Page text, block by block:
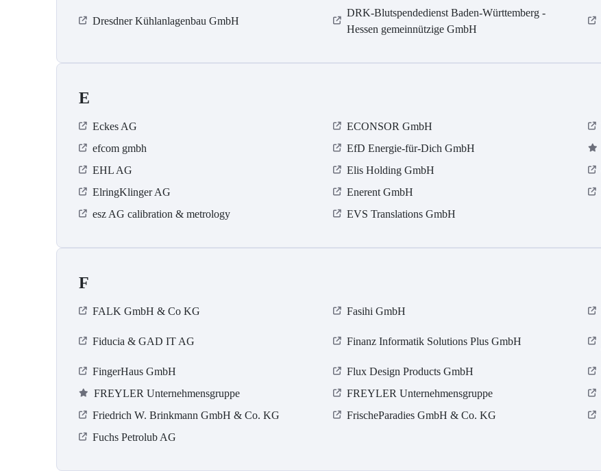
Dresdner Kühlanlagenbau GmbH
DRK-Blutspendedienst Baden-Württemberg -
Hessen gemeinnützige GmbH
E
Eckes AG ECONSOR GmbH
efcom gmbh
EfD Energie-für-Dich GmbH
EHL AG
Elis Holding GmbH
ElringKlinger AG
Enerent GmbH
esz AG calibration & metrology
EVS Translations GmbH
F
FALK GmbH & Co KG Fasihi GmbH
Fiducia & GAD IT AG Finanz Informatik Solutions Plus GmbH
FingerHaus GmbH
Flux Design Products GmbH
FREYLER Unternehmensgruppe
FREYLER Unternehmensgruppe
Friedrich W. Brinkmann GmbH & Co. KG
FrischeParadies GmbH & Co. KG
Fuchs Petrolub AG